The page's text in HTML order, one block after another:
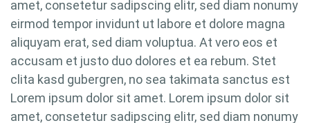
amet, consetetur sadipscing elitr, sed diam nonumy
eirmod tempor invidunt ut labore et dolore magna
aliquyam erat, sed diam voluptua. At vero eos et
accusam et justo duo dolores et ea rebum. Stet
clita kasd gubergren, no sea takimata sanctus est
Lorem ipsum dolor sit amet. Lorem ipsum dolor sit
amet, consetetur sadipscing elitr, sed diam nonumy